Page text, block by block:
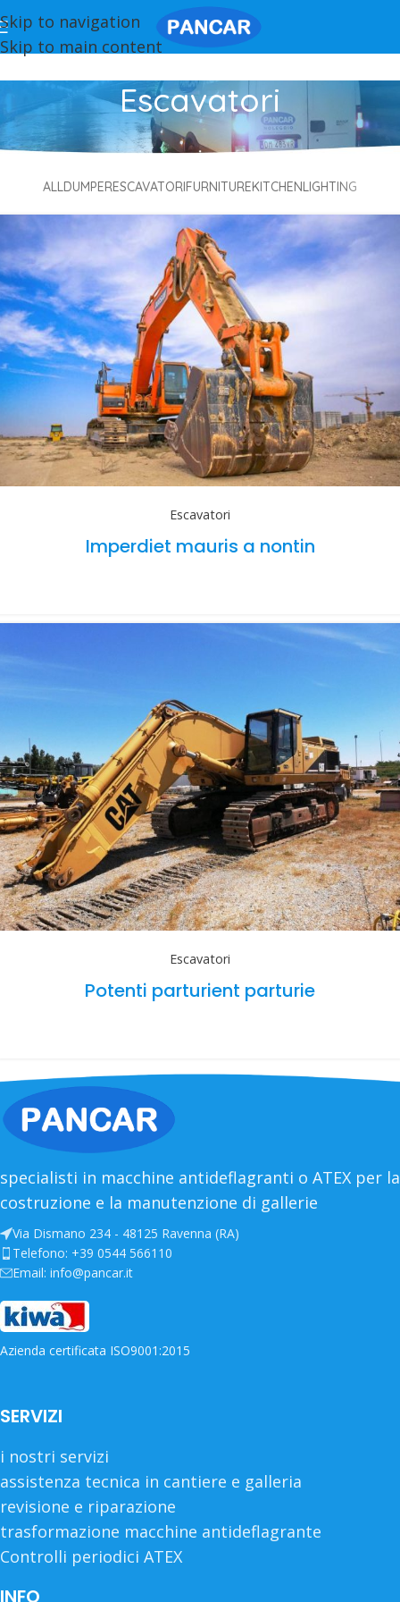
Skip to navigation
Skip to main content
Escavatori
ALLDUMPERESCAVATORIFURNITUREKITCHENLIGHTING
Escavatori
Imperdiet mauris a nontin
Escavatori
Potenti parturient parturie
specialisti in macchine antideflagranti o ATEX per la
costruzione e la manutenzione di gallerie
Via Dismano 234 - 48125 Ravenna (RA)
Telefono: +39 0544 566110
Email: info@pancar.it
Azienda certificata ISO9001:2015
SERVIZI
i nostri servizi
assistenza tecnica in cantiere e galleria
revisione e riparazione
trasformazione macchine antideflagrante
Controlli periodici ATEX
INFO